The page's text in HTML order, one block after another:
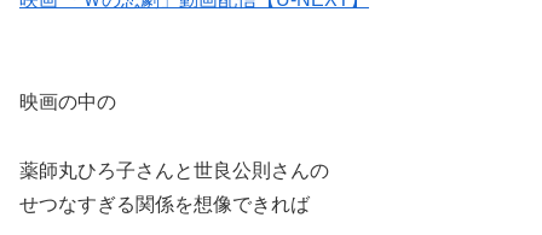
映画の中の
薬師丸ひろ子さんと世良公則さんの
せつなすぎる関係を想像できれば